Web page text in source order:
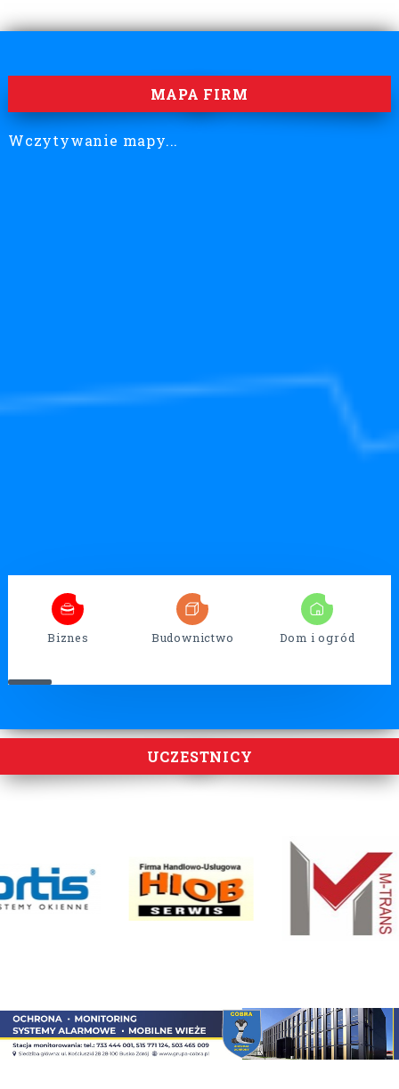
MAPA FIRM
Wczytywanie mapy...
Biznes Budownictwo Dom i ogród
UCZESTNICY